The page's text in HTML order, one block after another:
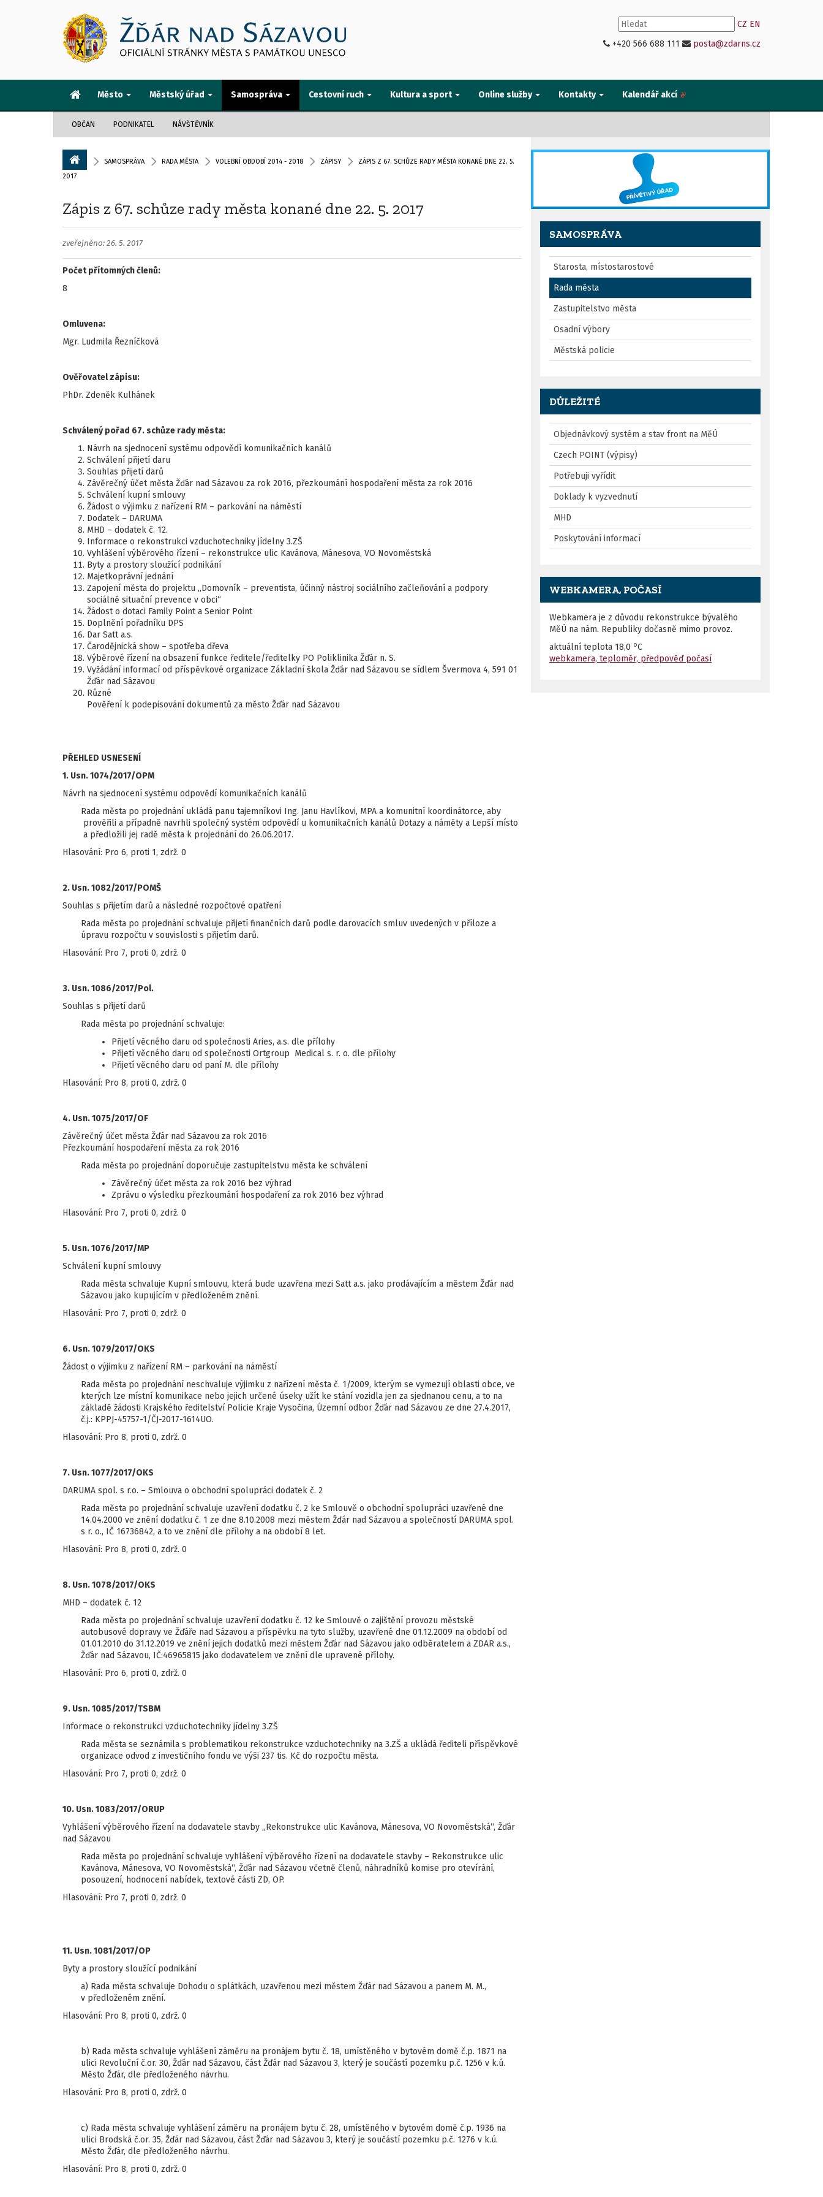
CZ EN
+420 566 688 111
posta@zdarns.cz
Město Městský úřad Samospráva Cestovní ruch Kultura a sport Online služby Kontakty Kalendář akcí
OBČAN PODNIKATEL NÁVŠTĚVNÍK
SAMOSPRÁVA RADA MĚSTA VOLEBNÍ OBDOBÍ 2014 - 2018 ZÁPISY
ZÁPIS Z 67. SCHŮZE RADY MĚSTA KONANÉ DNE 22. 5.
2017
Zápis z 67. schůze rady města konané dne 22. 5. 2017
zveřejněno: 26. 5. 2017
Počet přítomných členů:
8
Omluvena:
Mgr. Ludmila Řezníčková
Ověřovatel zápisu:
PhDr. Zdeněk Kulhánek
Schválený pořad 67. schůze rady města:
Návrh na sjednocení systému odpovědí komunikačních kanálů
Schválení přijetí daru
Souhlas přijetí darů
Závěrečný účet města Žďár nad Sázavou za rok 2016, přezkoumání hospodaření města za rok 2016
Schválení kupní smlouvy
Žádost o výjimku z nařízení RM – parkování na náměstí
Dodatek – DARUMA
MHD – dodatek č. 12.
Informace o rekonstrukci vzduchotechniky jídelny 3.ZŠ
Vyhlášení výběrového řízení – rekonstrukce ulic Kavánova, Mánesova, VO Novoměstská
Byty a prostory sloužící podnikání
Majetkoprávní jednání
Zapojení města do projektu „Domovník – preventista, účinný nástroj sociálního začleňování a podpory
sociálně situační prevence v obci“
Žádost o dotaci Family Point a Senior Point
Doplnění pořadníku DPS
Dar Satt a.s.
Čarodějnická show – spotřeba dřeva
Výběrové řízení na obsazení funkce ředitele/ředitelky PO Poliklinika Žďár n. S.
Vyžádání informací od příspěvkové organizace Základní škola Žďár nad Sázavou se sídlem Švermova 4, 591 01
Žďár nad Sázavou
Různé
Pověření k podepisování dokumentů za město Žďár nad Sázavou
PŘEHLED USNESENÍ
1. Usn. 1074/2017/OPM
Návrh na sjednocení systému odpovědí komunikačních kanálů
Rada města po projednání ukládá panu tajemníkovi Ing. Janu Havlíkovi, MPA a komunitní koordinátorce, aby
prověřili a případně navrhli společný systém odpovědí u komunikačních kanálů Dotazy a náměty a Lepší místo
a předložili jej radě města k projednání do 26.06.2017.
Hlasování: Pro 6, proti 1, zdrž. 0
2. Usn. 1082/2017/POMŠ
Souhlas s přijetím darů a následné rozpočtové opatření
Rada města po projednání schvaluje přijetí finančních darů podle darovacích smluv uvedených v příloze a
úpravu rozpočtu v souvislosti s přijetím darů.
Hlasování: Pro 7, proti 0, zdrž. 0
3. Usn. 1086/2017/Pol.
Souhlas s přijetí darů
Rada města po projednání schvaluje:
Přijetí věcného daru od společnosti Aries, a.s. dle přílohy
Přijetí věcného daru od společnosti Ortgroup Medical s. r. o. dle přílohy
Přijetí věcného daru od paní M. dle přílohy
Hlasování: Pro 8, proti 0, zdrž. 0
4. Usn. 1075/2017/OF
Závěrečný účet města Žďár nad Sázavou za rok 2016
Přezkoumání hospodaření města za rok 2016
Rada města po projednání doporučuje zastupitelstvu města ke schválení
Závěrečný účet města za rok 2016 bez výhrad
Zprávu o výsledku přezkoumání hospodaření za rok 2016 bez výhrad
Hlasování: Pro 7, proti 0, zdrž. 0
5. Usn. 1076/2017/MP
Schválení kupní smlouvy
Rada města schvaluje Kupní smlouvu, která bude uzavřena mezi Satt a.s. jako prodávajícím a městem Žďár nad
Sázavou jako kupujícím v předloženém znění.
Hlasování: Pro 7, proti 0, zdrž. 0
6. Usn. 1079/2017/OKS
Žádost o výjimku z nařízení RM – parkování na náměstí
Rada města po projednání neschvaluje výjimku z nařízení města č. 1/2009, kterým se vymezují oblasti obce, ve
kterých lze místní komunikace nebo jejich určené úseky užít ke stání vozidla jen za sjednanou cenu, a to na
základě žádosti Krajského ředitelství Policie Kraje Vysočina, Územní odbor Žďár nad Sázavou ze dne 27.4.2017,
č.j.: KPPJ-45757-1/ČJ-2017-1614UO.
Hlasování: Pro 8, proti 0, zdrž. 0
7. Usn. 1077/2017/OKS
DARUMA spol. s r.o. – Smlouva o obchodní spolupráci dodatek č. 2
Rada města po projednání schvaluje uzavření dodatku č. 2 ke Smlouvě o obchodní spolupráci uzavřené dne
14.04.2000 ve znění dodatku č. 1 ze dne 8.10.2008 mezi městem Žďár nad Sázavou a společností DARUMA spol.
s r. o., IČ 16736842, a to ve znění dle přílohy a na období 8 let.
Hlasování: Pro 8, proti 0, zdrž. 0
8. Usn. 1078/2017/OKS
MHD – dodatek č. 12
Rada města po projednání schvaluje uzavření dodatku č. 12 ke Smlouvě o zajištění provozu městské
autobusové dopravy ve Žďáře nad Sázavou a příspěvku na tyto služby, uzavřené dne 01.12.2009 na období od
01.01.2010 do 31.12.2019 ve znění jejich dodatků mezi městem Žďár nad Sázavou jako odběratelem a ZDAR a.s.,
Žďár nad Sázavou, IČ:46965815 jako dodavatelem ve znění dle upravené přílohy.
Hlasování: Pro 6, proti 0, zdrž. 0
9. Usn. 1085/2017/TSBM
Informace o rekonstrukci vzduchotechniky jídelny 3.ZŠ
Rada města se seznámila s problematikou rekonstrukce vzduchotechniky na 3.ZŠ a ukládá řediteli příspěvkové
organizace odvod z investičního fondu ve výši 237 tis. Kč do rozpočtu města.
Hlasování: Pro 7, proti 0, zdrž. 0
10. Usn. 1083/2017/ORUP
Vyhlášení výběrového řízení na dodavatele stavby „Rekonstrukce ulic Kavánova, Mánesova, VO Novoměstská“, Žďár
nad Sázavou
Rada města po projednání schvaluje vyhlášení výběrového řízení na dodavatele stavby – Rekonstrukce ulic
Kavánova, Mánesova, VO Novoměstská“, Žďár nad Sázavou včetně členů, náhradníků komise pro otevírání,
posouzení, hodnocení nabídek, textové části ZD, OP.
Hlasování: Pro 7, proti 0, zdrž. 0
11. Usn. 1081/2017/OP
Byty a prostory sloužící podnikání
a) Rada města schvaluje Dohodu o splátkách, uzavřenou mezi městem Žďár nad Sázavou a panem M. M.,
v předloženém znění.
Hlasování: Pro 8, proti 0, zdrž. 0
b) Rada města schvaluje vyhlášení záměru na pronájem bytu č. 18, umístěného v bytovém domě č.p. 1871 na
ulici Revoluční č.or. 30, Žďár nad Sázavou, část Žďár nad Sázavou 3, který je součástí pozemku p.č. 1256 v k.ú.
Město Žďár, dle předloženého návrhu.
Hlasování: Pro 8, proti 0, zdrž. 0
c) Rada města schvaluje vyhlášení záměru na pronájem bytu č. 28, umístěného v bytovém domě č.p. 1936 na
ulici Brodská č.or. 35, Žďár nad Sázavou, část Žďár nad Sázavou 3, který je součástí pozemku p.č. 1276 v k.ú.
Město Žďár, dle předloženého návrhu.
Hlasování: Pro 8, proti 0, zdrž. 0
SAMOSPRÁVA
Starosta, místostarostové
Rada města
Zastupitelstvo města
Osadní výbory
Městská policie
DŮLEŽITÉ
Objednávkový systém a stav front na MěÚ
Czech POINT (výpisy)
Potřebuji vyřídit
Doklady k vyzvednutí
MHD
Poskytování informací
WEBKAMERA, POČASÍ
Webkamera je z důvodu rekonstrukce bývalého
MěÚ na nám. Republiky dočasně mimo provoz.
aktuální teplota 18,0 oC
webkamera, teploměr, předpověď počasí